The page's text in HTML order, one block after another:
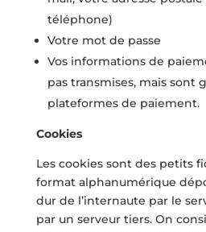
téléphone)
Votre mot de passe
Vos informations de
pas transmises, mais sont
plateformes de paiement.
Cookies
Les cookies sont des petits
format alphanumérique
dur de l’internaute par le
par un serveur tiers. On